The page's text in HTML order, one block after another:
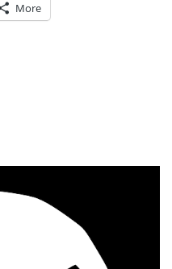
More